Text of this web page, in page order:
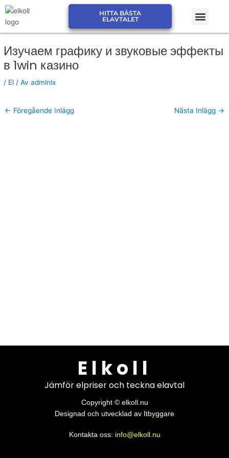
Hoppa
innehåll
HITTA BÄSTA
ELAVTALET
Meny
Изучаем графику и звуковые эффекты
в 1win казино
/ El / Av admlnlx
← Föregående Inlägg Nästa Inlägg →
Elkoll
Jämför elpriser och teckna elavtal
Copyright © elkoll.nu
Designad och utvecklad av Itbyggare
Kontakta oss: info@elkoll.nu